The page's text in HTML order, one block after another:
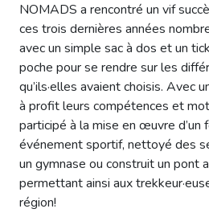
NOMADS a rencontré un vif
ces trois dernières années
avec un simple sac à dos et un
poche pour se rendre sur les
qu’ils·elles avaient choisis. Avec
à profit leurs compétences et
participé à la mise en œuvre d’un
événement sportif, nettoyé des
un gymnase ou construit un pont
permettant ainsi aux
région!